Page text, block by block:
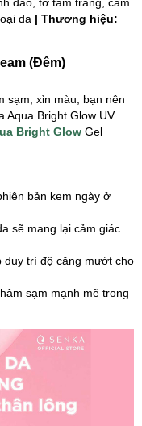
da | Thương hiệu:
(Đêm)
sạm, xỉn màu, bạn nên
Aqua Bright Glow UV
Bright Glow Gel
bản kem ngày ở
sẽ mang lại cảm giác
duy trì độ căng mướt cho
sạm mạnh mẽ trong